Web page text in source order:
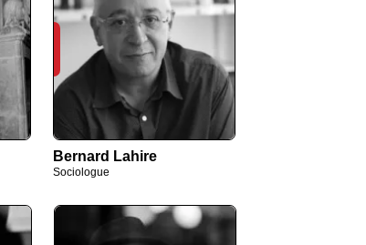
Bernard Lahire
Sociologue